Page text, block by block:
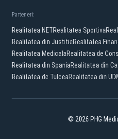
Parteneri:
Realitatea.NETRealitatea Sportiva
Realitatea din JustitieRealitatea
Realitatea MedicalaRealitatea de
Realitatea din SpaniaRealitatea din
Realitatea de TulceaRealitatea din
© 2026 PHG